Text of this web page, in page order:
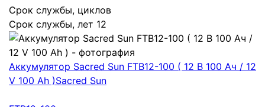
Срок службы, циклов
Срок службы, лет 12
Аккумулятор Sacred Sun FTB12-100 ( 12 В 100 Ач / 12
V 100 Ah )Sacred Sun